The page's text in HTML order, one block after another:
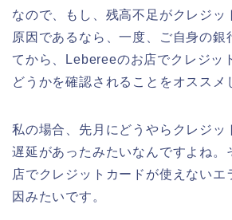
なので、もし、残高不足がクレジッ
原因であるなら、一度、ご自身の銀
てから、Lebereeのお店でクレジッ
どうかを確認されることをオススメ
私の場合、先月にどうやらクレジッ
遅延があったみたいなんですよね。
店でクレジットカードが使えないエ
因みたいです。